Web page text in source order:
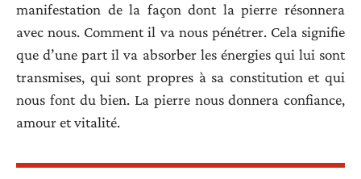
manifestation de la façon dont la pierre résonnera
avec nous. Comment il va nous pénétrer. Cela signifie
que d’une part il va absorber les énergies qui lui sont
transmises, qui sont propres à sa constitution et qui
nous font du bien. La pierre nous donnera confiance,
amour et vitalité.